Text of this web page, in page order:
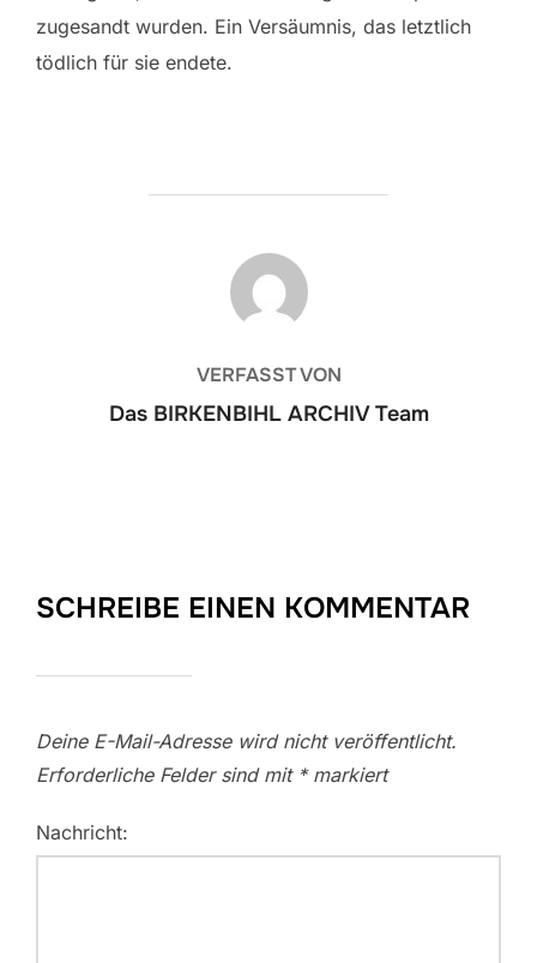
zugesandt wurden. Ein Versäumnis, das letztlich
tödlich für sie endete.
BEITRAGSAUTOR
VERFASST VON
Das BIRKENBIHL ARCHIV Team
SCHREIBE EINEN KOMMENTAR
Deine E-Mail-Adresse wird nicht veröffentlicht.
Erforderliche Felder sind mit *markiert
Nachricht: